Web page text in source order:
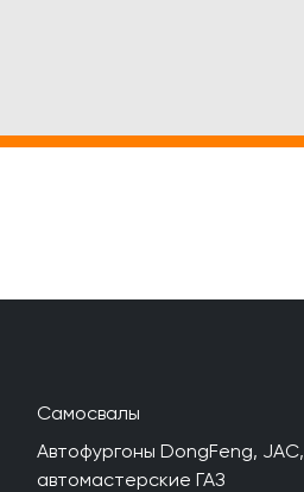
Самосвалы
Автофургоны DongFeng, JAC,
автомастерские ГАЗ